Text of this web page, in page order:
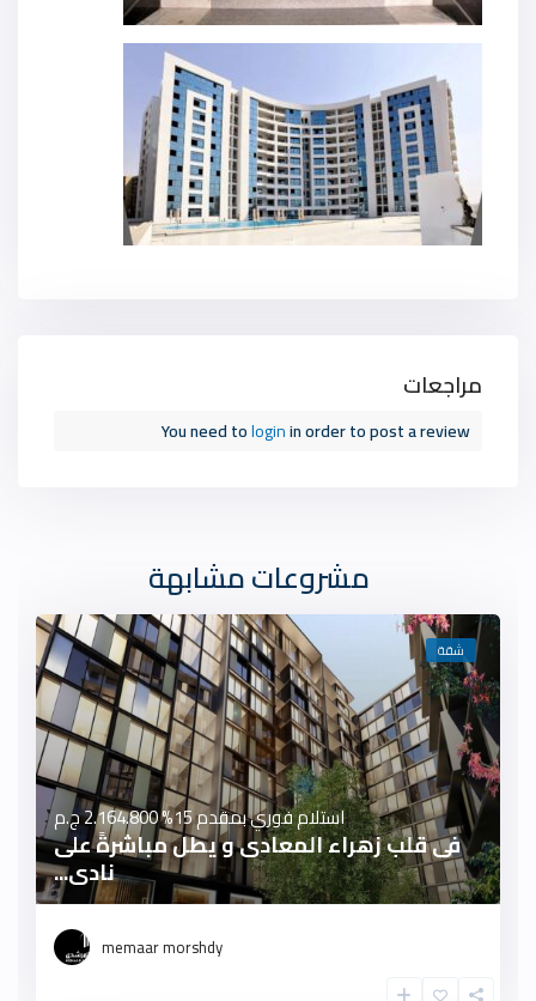
مراجعات
You need tologinin order to post a review
مشروعات مشابهة
شقة
استلام فوري بمقدم 15% 2.164.800 ج.م
فى قلب زهراء المعادى و يطل مباشرةً على
نادى...
memaar morshdy